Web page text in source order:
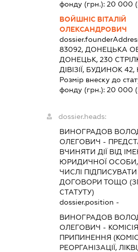
фонду (грн.): 20 000
ВОЙШНІС ВІТАЛІЙ
ОЛЕКСАНДРОВИЧ
83092, ДОНЕЦЬКА
ДОНЕЦЬК, 230
ДІВІЗІЇ, БУДИНОК
Розмір внеску до
фонду (грн.): 20 000
dossier.heads:
ВИНОГРАДОВ
ОЛЕГОВИЧ -
ВЧИНЯТИ ДІЇ ВІД
ЮРИДИЧНОЇ ОСОБИ,
ЧИСЛІ ПІДПИСУВАТИ
ДОГОВОРИ ТОЩО
СТАТУТУ)
dossier.position -
ВИНОГРАДОВ
ОЛЕГОВИЧ -
ПРИПИНЕННЯ
РЕОРГАНІЗАЦІЇ,